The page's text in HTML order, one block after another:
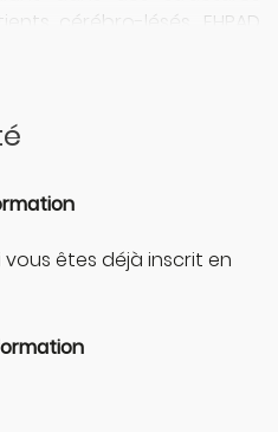
cérébro-lésés, EHPAD
: orthophonistes,
assistantes sociales,
intervenant
à ces pathologies,
dévolues à ces
vous êtes déjà inscrit en